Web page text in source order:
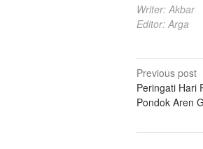
Writer: Akbar
Editor: Arga
Post
Previous post
Peringati Hari
Pondok Aren